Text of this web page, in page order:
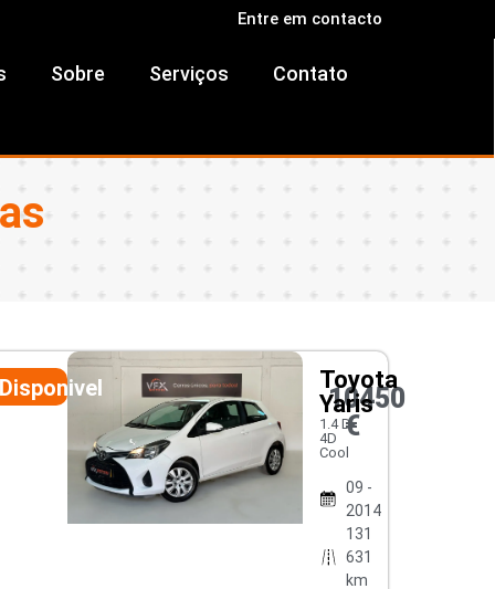
Entre em contacto
Sobre Serviços Contato
Disponivel
Toyota
Yaris
1.4 D-
4D
Cool
09 -
2014
131
631
km
10450
€